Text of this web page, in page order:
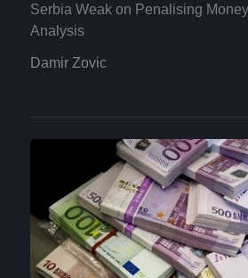
Serbia Weak on Penalising
Analysis
Damir Zovic